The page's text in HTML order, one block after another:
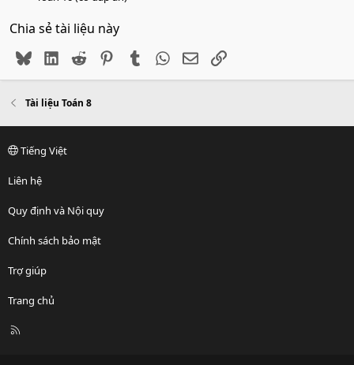
Chia sẻ tài liệu này
BlueskyLinkedIn
Reddit PinterestTumblr WhatsApp
EmailLink
Tài liệu Toán 8
Tiếng Việt
Liên hệ
Quy định và Nội quy
Chính sách bảo mật
Trợ giúp
Trang chủ
R